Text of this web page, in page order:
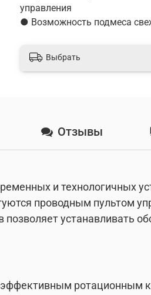
управления
● Возможность подмеса
Выбрать
Отзывы
и технологичных
проводным пультом
устанавливать
ротационным